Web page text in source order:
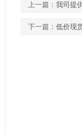
上一篇： 我司提
下一篇： 低价现